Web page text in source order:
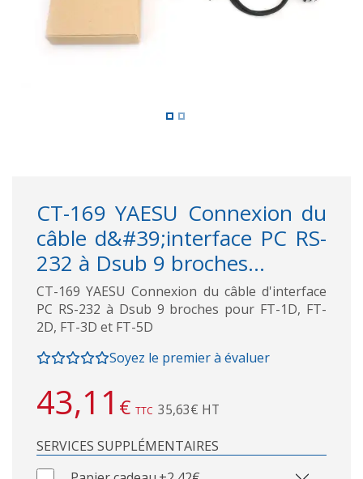
CT-169 YAESU Connexion du
câble d&#39;interface PC RS-
232 à Dsub 9 broches...
CT-169 YAESU Connexion du câble d'interface
PC RS-232 à Dsub 9 broches pour FT-1D, FT-
2D, FT-3D et FT-5D
Soyez le premier à évaluer
43,11 € TTC 35,63€ HT
SERVICES SUPPLÉMENTAIRES